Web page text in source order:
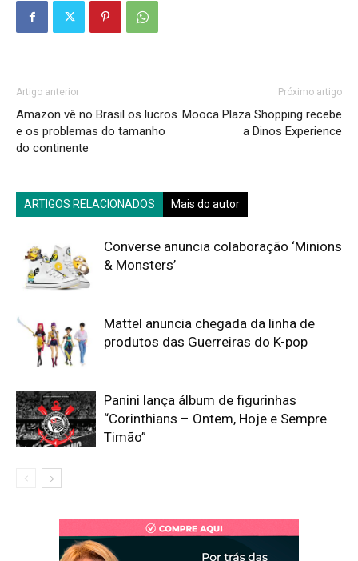
Artigo anterior
Amazon vê no Brasil os lucros
e os problemas do tamanho
do continente
Próximo artigo
Mooca Plaza Shopping recebe
a Dinos Experience
ARTIGOS RELACIONADOS Mais do autor
Converse anuncia colaboração ‘Minions
& Monsters’
Mattel anuncia chegada da linha de
produtos das Guerreiras do K-pop
Panini lança álbum de figurinhas
“Corinthians – Ontem, Hoje e Sempre
Timão”